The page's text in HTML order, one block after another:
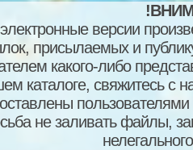
версии
присылаемых и
какого-либо
каталоге, свяжитесь
пользователями
не заливать файлы,